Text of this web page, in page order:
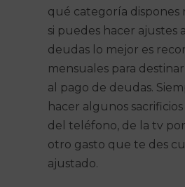
qué categoría dispones
si puedes hacer ajustes
deudas lo mejor es
mensuales para
al pago de deudas.
hacer algunos
del teléfono, de la tv
otro gasto que te des
ajustado.